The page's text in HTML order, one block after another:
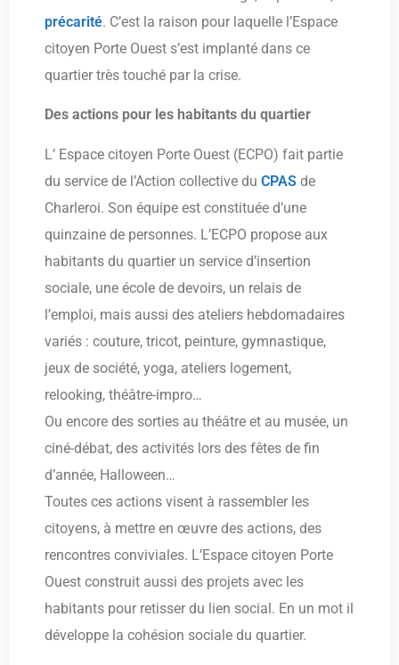
précarité. C’est la raison pour laquelle l’Espace
citoyen Porte Ouest s’est implanté dans ce
quartier très touché par la crise.
Des actions pour les habitants du quartier
L’ Espace citoyen Porte Ouest (ECPO) fait partie
du service de l’Action collective du CPAS de
Charleroi. Son équipe est constituée d’une
quinzaine de personnes. L’ECPO propose aux
habitants du quartier un service d’insertion
sociale, une école de devoirs, un relais de
l’emploi, mais aussi des ateliers hebdomadaires
variés : couture, tricot, peinture, gymnastique,
jeux de société, yoga, ateliers logement,
relooking, théâtre-impro…
Ou encore des sorties au théâtre et au musée, un
ciné-débat, des activités lors des fêtes de fin
d’année, Halloween…
Toutes ces actions visent à rassembler les
citoyens, à mettre en œuvre des actions, des
rencontres conviviales. L’Espace citoyen Porte
Ouest construit aussi des projets avec les
habitants pour retisser du lien social. En un mot il
développe la cohésion sociale du quartier.